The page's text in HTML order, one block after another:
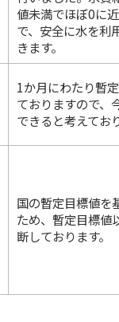
値未満でほぼ0に
で、安全に水を利
きます。
1か月にわたり暫
ておりますので、
できると考えてお
国の暫定目標値を
ため、暫定目標値
断しております。